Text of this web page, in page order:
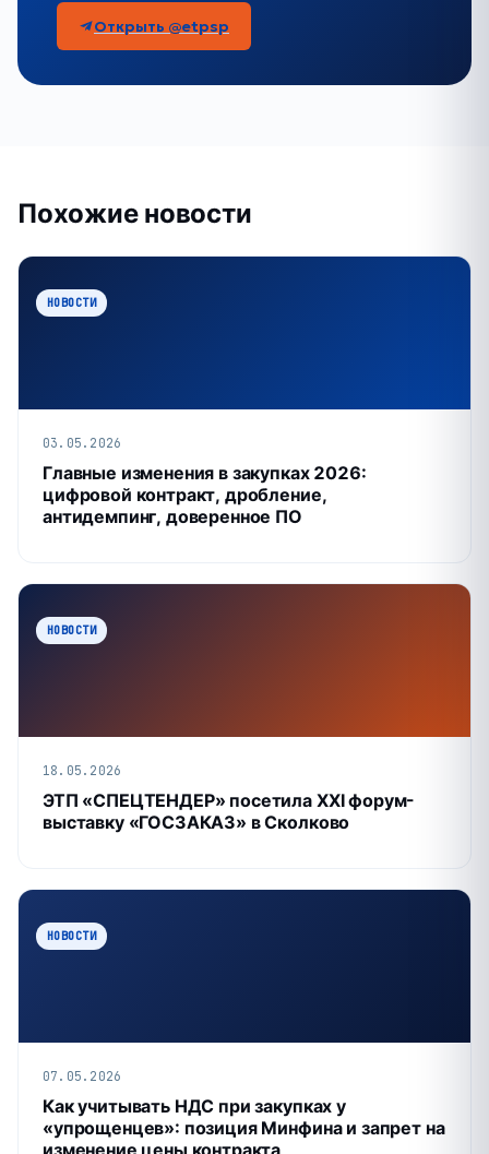
Открыть @etpsp
Похожие новости
НОВОСТИ
03.05.2026
Главные изменения в закупках 2026:
цифровой контракт, дробление,
антидемпинг, доверенное ПО
НОВОСТИ
18.05.2026
ЭТП «СПЕЦТЕНДЕР» посетила XXI форум-
выставку «ГОСЗАКАЗ» в Сколково
НОВОСТИ
07.05.2026
Как учитывать НДС при закупках у
«упрощенцев»: позиция Минфина и запрет на
изменение цены контракта